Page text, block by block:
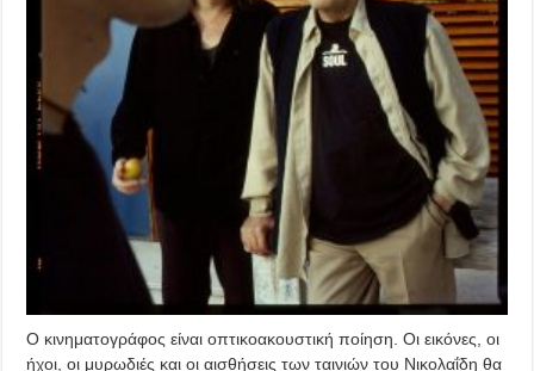
Ο κινηματογράφος είναι οπτικοακουστική ποίηση. Οι εικόνες, οι
ήχοι, οι μυρωδιές και οι αισθήσεις των ταινιών του Νικολαΐδη θα